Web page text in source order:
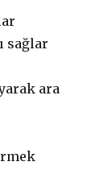
sağlar
ara